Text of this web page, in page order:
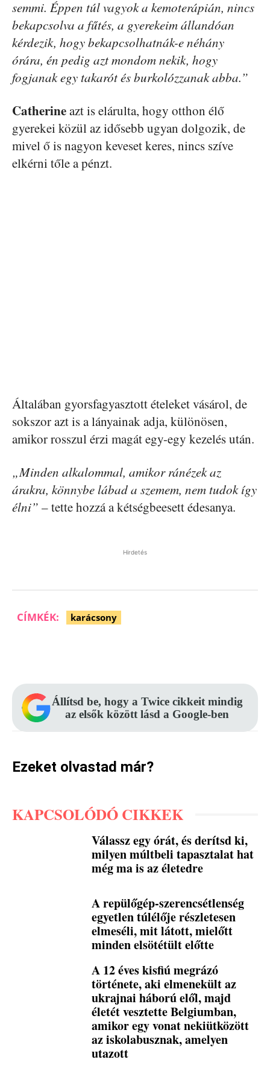
semmi. Éppen túl vagyok a kemoterápián, nincs
bekapcsolva a fűtés, a gyerekeim állandóan
kérdezik, hogy bekapcsolhatnák-e néhány
órára, én pedig azt mondom nekik, hogy
fogjanak egy takarót és burkolózzanak abba.”
Catherineazt is elárulta, hogy otthon élő
gyerekei közül az idősebb ugyan dolgozik, de
mivel ő is nagyon keveset keres, nincs szíve
elkérni tőle a pénzt.
Általában gyorsfagyasztott ételeket vásárol, de
sokszor azt is a lányainak adja, különösen,
amikor rosszul érzi magát egy-egy kezelés után.
„Minden alkalommal, amikor ránézek az
árakra, könnybe lábad a szemem, nem tudok így
élni” – tette hozzá a kétségbeesett édesanya.
Hirdetés
CÍMKÉK: karácsony
Állítsd be, hogy a Twice cikkeit mindig
az elsők között lásd a Google-ben
Ezeket olvastad már?
KAPCSOLÓDÓ CIKKEK
Válassz egy órát, és derítsd ki,
milyen múltbeli tapasztalat hat
még ma is az életedre
A repülőgép-szerencsétlenség
egyetlen túlélője részletesen
elmeséli, mit látott, mielőtt
minden elsötétült előtte
A 12 éves kisfiú megrázó
története, aki elmenekült az
ukrajnai háború elől, majd
életét vesztette Belgiumban,
amikor egy vonat nekiütközött
az iskolabusznak, amelyen
utazott